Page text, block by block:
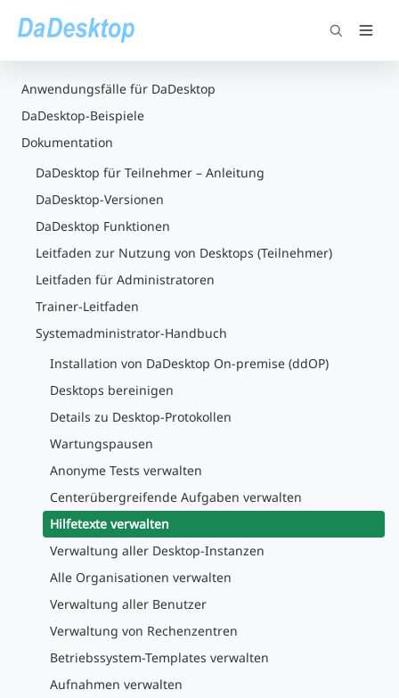
Anwendungsfälle für DaDesktop
DaDesktop-Beispiele
Dokumentation
DaDesktop für Teilnehmer – Anleitung
DaDesktop-Versionen
DaDesktop Funktionen
Leitfaden zur Nutzung von Desktops (Teilnehmer)
Leitfaden für Administratoren
Trainer-Leitfaden
Systemadministrator-Handbuch
Installation von DaDesktop On-premise (ddOP)
Desktops bereinigen
Details zu Desktop-Protokollen
Wartungspausen
Anonyme Tests verwalten
Centerübergreifende Aufgaben verwalten
Hilfetexte verwalten
Verwaltung aller Desktop-Instanzen
Alle Organisationen verwalten
Verwaltung aller Benutzer
Verwaltung von Rechenzentren
Betriebssystem-Templates verwalten
Aufnahmen verwalten